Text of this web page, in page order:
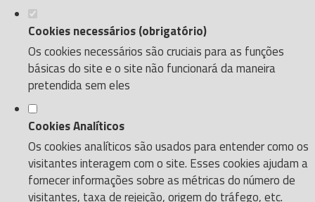
Cookies necessários (obrigatório)
Os cookies necessários são cruciais para as funções
básicas do site e o site não funcionará da maneira
pretendida sem eles
Cookies Analíticos
Os cookies analíticos são usados para entender como os
visitantes interagem com o site. Esses cookies ajudam a
fornecer informações sobre as métricas do número de
visitantes, taxa de rejeição, origem do tráfego, etc.